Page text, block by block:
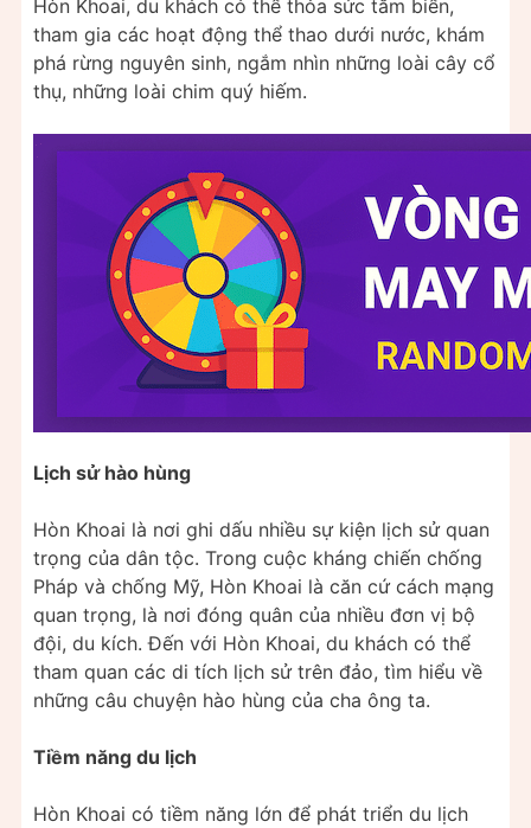
Hòn Khoai, du khách có thể thỏa sức tắm biển,
tham gia các hoạt động thể thao dưới nước, khám
phá rừng nguyên sinh, ngắm nhìn những loài cây cổ
thụ, những loài chim quý hiếm.
Lịch sử hào hùng
Hòn Khoai là nơi ghi dấu nhiều sự kiện lịch sử quan
trọng của dân tộc. Trong cuộc kháng chiến chống
Pháp và chống Mỹ, Hòn Khoai là căn cứ cách mạng
quan trọng, là nơi đóng quân của nhiều đơn vị bộ
đội, du kích. Đến với Hòn Khoai, du khách có thể
tham quan các di tích lịch sử trên đảo, tìm hiểu về
những câu chuyện hào hùng của cha ông ta.
Tiềm năng du lịch
Hòn Khoai có tiềm năng lớn để phát triển du lịch